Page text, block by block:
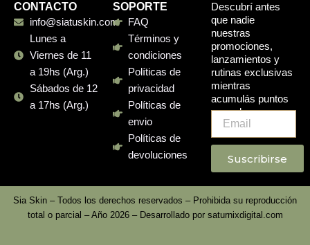
CONTACTO
info@siatuskin.com
Lunes a
Viernes de 11
a 19hs (Arg.)
Sábados de 12
a 17hs (Arg.)
SOPORTE
FAQ
Términos y
condiciones
Políticas de
privacidad
Políticas de
envio
Políticas de
devoluciones
Descubrí antes
que nadie
nuestras
promociones,
lanzamientos y
rutinas exclusivas
mientras
acumulás puntos
en cada compra.
Email
Suscribirse
Sia Skin – Todos los derechos reservados – Prohibida su reproducción
total o parcial – Año 2026 – Desarrollado por saturnixdigital.com